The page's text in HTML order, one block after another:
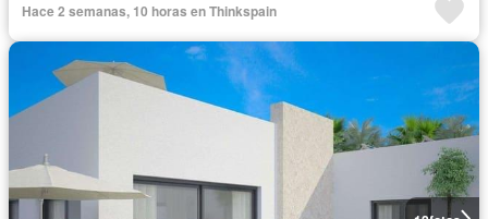
Hace 2 semanas, 10 horas en Thinkspain